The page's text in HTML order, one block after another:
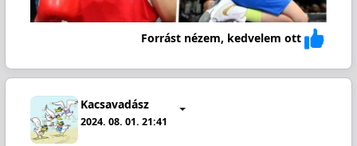
Forrást nézem, kedvelem ott
Kacsavadász
2024. 08. 01. 21:41